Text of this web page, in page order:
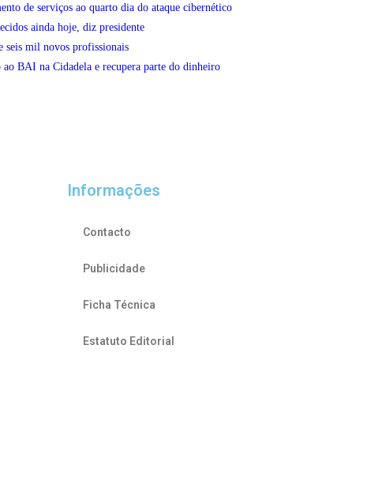
de serviços ao quarto dia do ataque cibernético
ainda hoje, diz presidente
seis mil novos profissionais
ao BAI na Cidadela e recupera parte do dinheiro
Informações
Contacto
Publicidade
Ficha Técnica
Estatuto Editorial